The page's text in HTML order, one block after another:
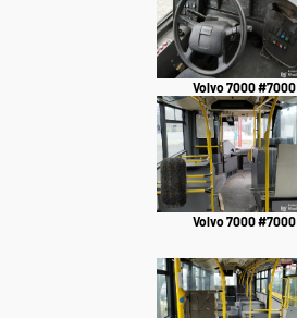
Volvo 7000 #7000
Volvo 7000 #7000